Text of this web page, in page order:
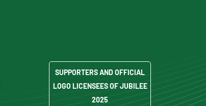
SUPPORTERS AND OFFICIAL
LOGO LICENSEES OF JUBILEE
2025